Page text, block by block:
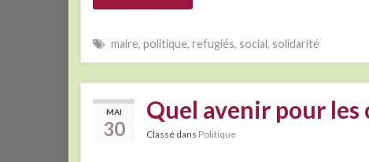
maire, politique, refugiés, social, solidarité
MAI
30
Quel avenir pour les
Classé dans Politique